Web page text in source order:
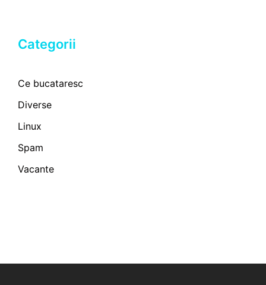
Categorii
Ce bucataresc
Diverse
Linux
Spam
Vacante